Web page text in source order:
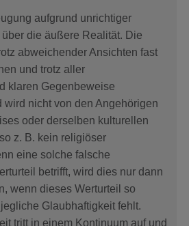
aufgrund unrichtiger
die äußere Realität. Die
abweichender Ansichten fast
und trotz aller
klaren Gegenbeweise
wird nicht von den Angehörigen
oder derselben kulturellen
z. B. kein religiöser
eine solche falsche
betrifft, wird dies nur dann
wenn dieses Werturteil so
Glaubhaftigkeit fehlt.
tritt in einem Kontinuum auf und